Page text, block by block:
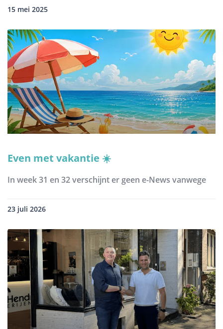
15 mei 2025
Even met vakantie ☀️
In week 31 en 32 verschijnt er geen e-News vanwege
23 juli 2026